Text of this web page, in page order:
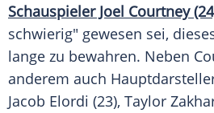
Schauspieler Joel Courtney
schwierig" gewesen sei,
lange zu bewahren. Neben
anderem auch
Jacob Elordi (23), Taylor